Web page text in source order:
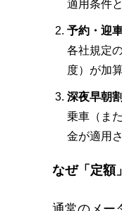
適用条件
予約・迎
各社規定
度）が加
深夜早朝
乗車（ま
金が適用
なぜ「定額